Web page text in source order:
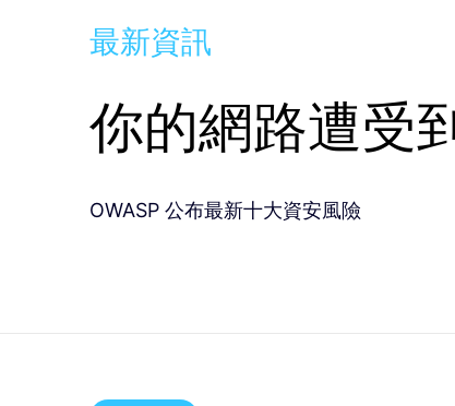
最新資訊
你的網路遭受
OWASP 公布最新十大資安風險